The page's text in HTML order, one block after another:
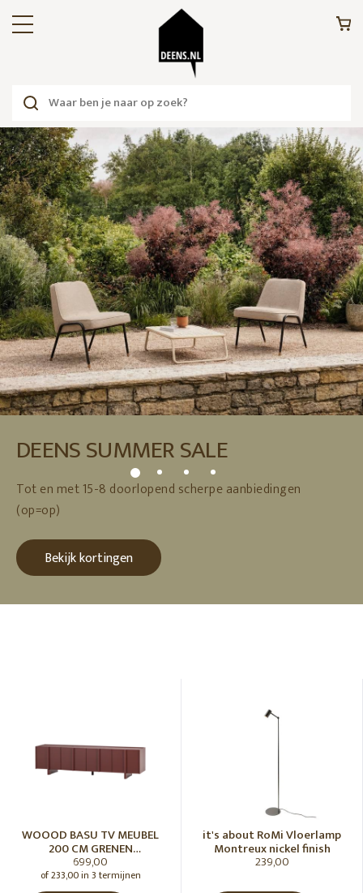
DEENS SUMMER SALE
Tot en met 15-8 doorlopend scherpe aanbiedingen
(op=op)
Bekijk kortingen
WOOOD BASU TV MEUBEL
200 CM GRENEN
BORDEAUXROOD [fsc]
699,00
of 233,00 in 3 termijnen
it's about RoMi Vloerlamp
Montreux nickel finish
239,00